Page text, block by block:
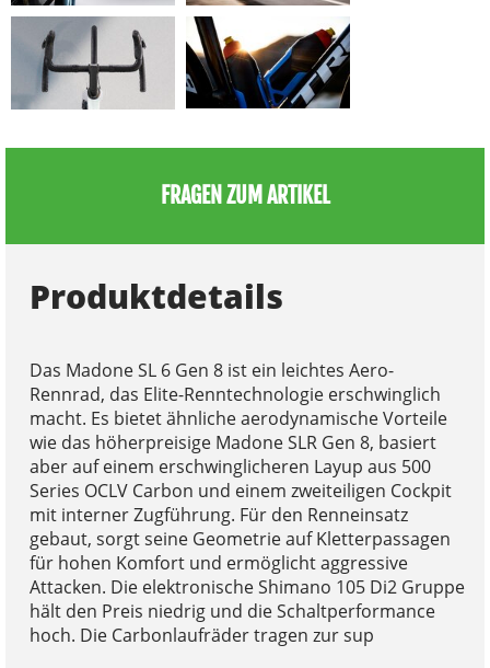
FRAGEN ZUM ARTIKEL
Produktdetails
Das Madone SL 6 Gen 8 ist ein leichtes Aero-
Rennrad, das Elite-Renntechnologie erschwinglich
macht. Es bietet ähnliche aerodynamische Vorteile
wie das höherpreisige Madone SLR Gen 8, basiert
aber auf einem erschwinglicheren Layup aus 500
Series OCLV Carbon und einem zweiteiligen Cockpit
mit interner Zugführung. Für den Renneinsatz
gebaut, sorgt seine Geometrie auf Kletterpassagen
für hohen Komfort und ermöglicht aggressive
Attacken. Die elektronische Shimano 105 Di2 Gruppe
hält den Preis niedrig und die Schaltperformance
hoch. Die Carbonlaufräder tragen zur sup